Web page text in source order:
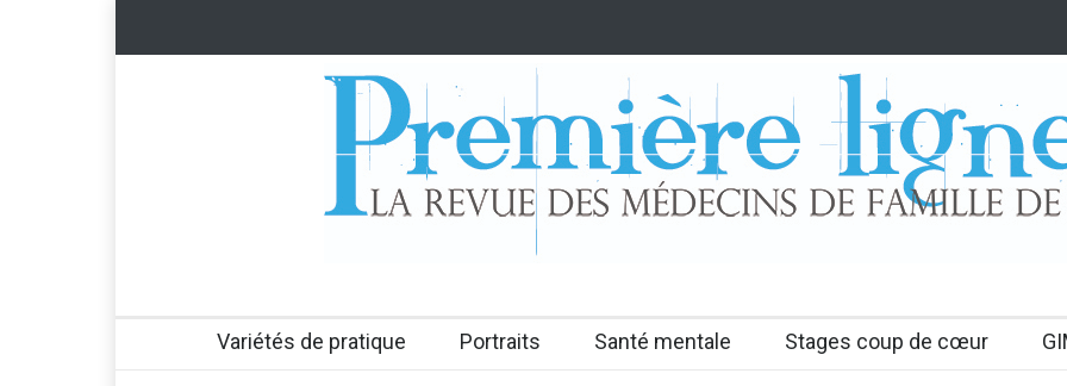
Variétés de pratique Portraits Santé mentale Stages coup de cœur